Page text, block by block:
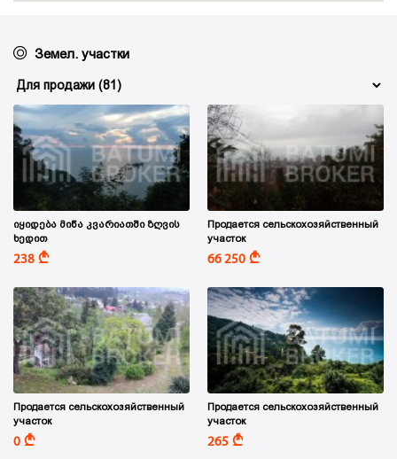
Земел. участки
იყიდება მიწა კვარიათში ზღვის
ხედით
238 A
Продается сельскохозяйственный
участок
66 250 A
Продается сельскохозяйственный
участок
0 A
Продается сельскохозяйственный
участок
265 A